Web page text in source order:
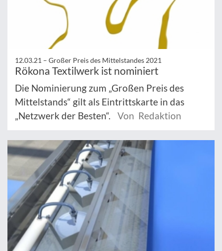
12.03.21 – Großer Preis des Mittelstandes 2021
Rökona Textilwerk ist nominiert
Die Nominierung zum „Großen Preis des
Mittelstands“ gilt als Eintrittskarte in das
„Netzwerk der Besten“.
Von Redaktion